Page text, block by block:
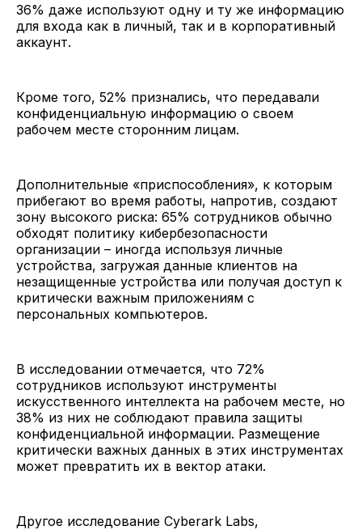
36% даже используют одну и ту же информацию
для входа как в личный, так и в корпоративный
аккаунт.
Кроме того, 52% признались, что передавали
конфиденциальную информацию о своем
рабочем месте сторонним лицам.
Дополнительные «приспособления», к которым
прибегают во время работы, напротив, создают
зону высокого риска: 65% сотрудников обычно
обходят политику кибербезопасности
организации – иногда используя личные
устройства, загружая данные клиентов на
незащищенные устройства или получая доступ к
критически важным приложениям с
персональных компьютеров.
В исследовании отмечается, что 72%
сотрудников используют инструменты
искусственного интеллекта на рабочем месте, но
38% из них не соблюдают правила защиты
конфиденциальной информации. Размещение
критически важных данных в этих инструментах
может превратить их в вектор атаки.
Другое исследование Cyberark Labs,